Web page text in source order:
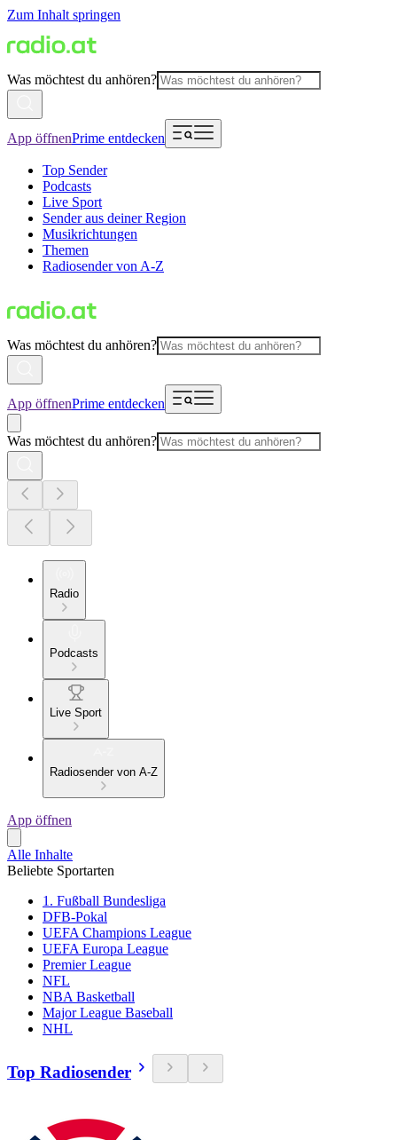
Zum Inhalt springen
Was möchtest du anhören?
App öffnenPrime entdecken
Top Sender
Podcasts
Live Sport
Sender aus deiner Region
Musikrichtungen
Themen
Radiosender von A-Z
Was möchtest du anhören?
App öffnenPrime entdecken
Was möchtest du anhören?
Radio
Podcasts
Live Sport
Radiosender von A-Z
App öffnen
Alle Inhalte
Beliebte Sportarten
1. Fußball Bundesliga
DFB-Pokal
UEFA Champions League
UEFA Europa League
Premier League
NFL
NBA Basketball
Major League Baseball
NHL
Top Radiosender